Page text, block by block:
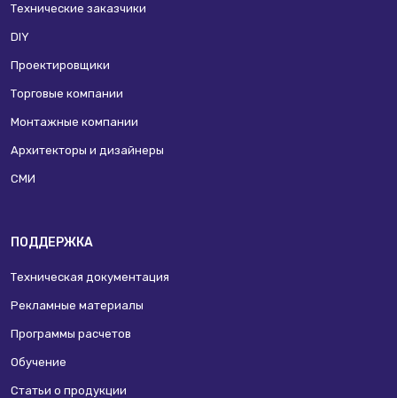
Технические заказчики
DIY
Проектировщики
Торговые компании
Монтажные компании
Архитекторы и дизайнеры
СМИ
ПОДДЕРЖКА
Техническая документация
Рекламные материалы
Программы расчетов
Обучение
Статьи о продукции